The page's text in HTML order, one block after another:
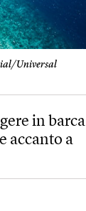
Universal
in barca
accanto a